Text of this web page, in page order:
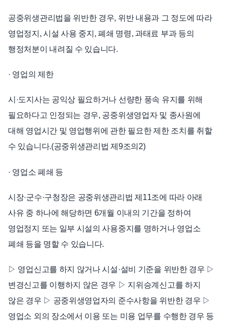
공중위생관리법을 위반한 경우, 위반 내용과 그 정도에 따라
영업정지, 시설 사용 중지, 폐쇄 명령, 과태료 부과 등의
행정처분이 내려질 수 있습니다.
· 영업의 제한
시·도지사는 공익상 필요하거나 선량한 풍속 유지를 위해
필요하다고 인정되는 경우, 공중위생영업자 및 종사원에
대해 영업시간 및 영업행위에 관한 필요한 제한 조치를 취할
수 있습니다.(공중위생관리법 제9조의2)
· 영업소 폐쇄 등
시장·군수·구청장은 공중위생관리법 제11조에 따라 아래
사유 중 하나에 해당하면 6개월 이내의 기간을 정하여
영업정지 또는 일부 시설의 사용중지를 명하거나 영업소
폐쇄 등을 명할 수 있습니다.
▷ 영업신고를 하지 않거나 시설·설비 기준을 위반한 경우 ▷
변경신고를 이행하지 않은 경우 ▷ 지위승계신고를 하지
않은 경우 ▷ 공중위생영업자의 준수사항을 위반한 경우 ▷
영업소 외의 장소에서 이용 또는 미용 업무를 수행한 경우 등